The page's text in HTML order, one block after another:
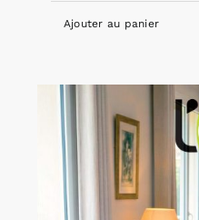
Ajouter au panier